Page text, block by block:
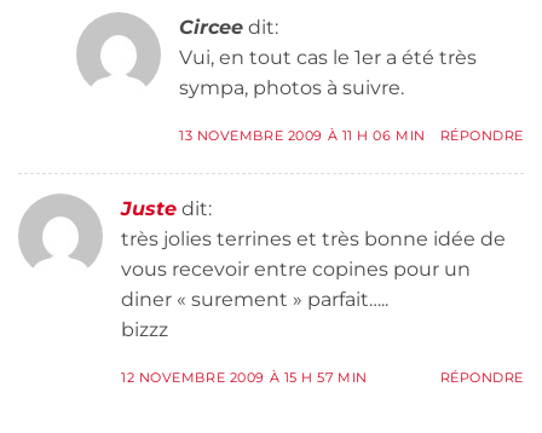
Circee dit:
Vui, en tout cas le 1er a été très
sympa, photos à suivre.
13 NOVEMBRE 2009 À 11 H 06 MIN RÉPONDRE
Juste dit:
très jolies terrines et très bonne idée de
vous recevoir entre copines pour un
diner « surement » parfait…..
bizzz
12 NOVEMBRE 2009 À 15 H 57 MIN RÉPONDRE